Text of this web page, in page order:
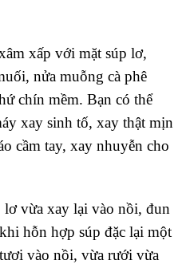
xấp với mặt súp lơ,
nửa muỗng cà phê
chín mềm. Bạn có thể
xay sinh tố, xay thật mịn
cầm tay, xay nhuyễn cho
vừa xay lại vào nồi, đun
hỗn hợp súp đặc lại một
vào nồi, vừa rưới vừa